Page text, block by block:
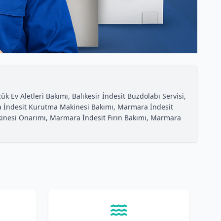
Ev Aletleri Bakımı, Balıkesir İndesit Buzdolabı Servisi,
Kurutma Makinesi Bakımı, Marmara İndesit
Onarımı, Marmara İndesit Fırın Bakımı, Marmara